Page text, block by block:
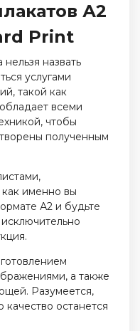
А2
Print
назвать
услугами
такой как
всеми
чтобы
полученным
именно вы
А2 и будьте
а также
Разумеется,
качество останется